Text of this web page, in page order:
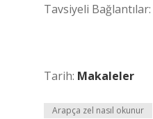
Tavsiyeli Bağlantılar:
Tarih: Makaleler
Arapça zel nasıl okunur